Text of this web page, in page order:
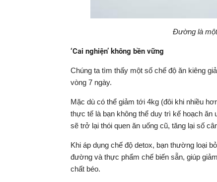
Đường là
‘Cai nghiện’ không bền vững
Chúng ta tìm thấy một số chế độ ăn kiêng
vòng 7 ngày.
Mặc dù có thể giảm tới 4kg (đôi khi nhiều
thực tế là bạn không thể duy trì kế hoạch ăn
sẽ trở lại thói quen ăn uống cũ, tăng lại số
Khi áp dụng chế độ detox, bạn thường loại
đường và thực phẩm chế biến sẵn, giúp
chất béo.